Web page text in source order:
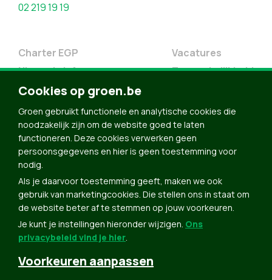
02 219 19 19
Charter EGP
Nieuwsbrief
Doe Mee
Contact
Groen in je buurt
Meldpunt
Vacatures
Toegankelijkheid
Word lid
Agenda
Bekijk kalender
Verleng je lidmaatschap
Programma oktober 2024
Programma juni 2024
Cookies op groen.be
Groen gebruikt functionele en analytische cookies die
noodzakelijk zijn om de website goed te laten
functioneren. Deze cookies verwerken geen
persoonsgegevens en hier is geen toestemming voor
nodig.
Als je daarvoor toestemming geeft, maken we ook
gebruik van marketingcookies. Die stellen ons in staat om
de website beter af te stemmen op jouw voorkeuren.
Je kunt je instellingen hieronder wijzigen. Ons
privacybeleid vind je hier.
Voorkeuren aanpassen